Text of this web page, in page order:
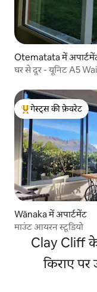
Otematata में
घर से दूर - यूनिट A5
गेस्ट्स का टॉप फ़ेवरेट
गेस्ट्स की फ़ेवरेट
Wānaka में अपार्टमेंट
माउंट आयरन स्टूडियो
Clay Cliff के
किराए